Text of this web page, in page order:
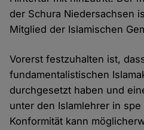
der Schura Niedersachsen
Mitglied der Islamischen
Vorerst festzuhalten ist,
fundamentalistischen
durchgesetzt haben und
unter den Islamlehrer in
Konformität kann